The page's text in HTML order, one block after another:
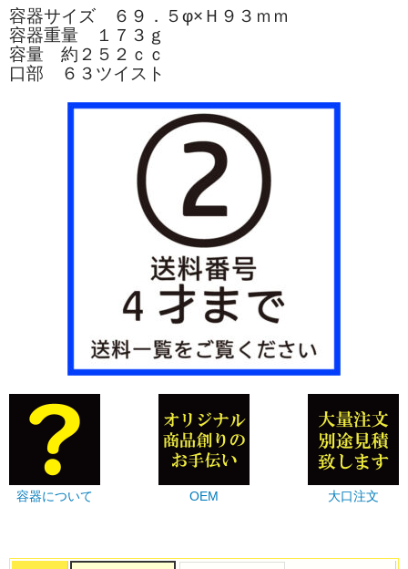
容器サイズ ６９．５φ×Ｈ９３ｍｍ
容器重量 １７３ｇ
容量 約２５２ｃｃ
口部 ６３ツイスト
容器について OEM 大口注文